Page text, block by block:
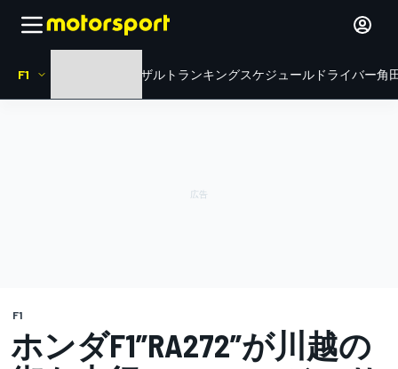
F1 リザルト ランキングスケジュール ドライバー角
F1
ホンダF1”RA272”が川越の